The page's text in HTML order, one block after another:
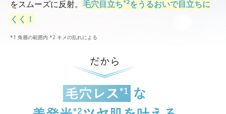
をスムーズに反射。 毛穴目立ち*2をうるおいで目立ちに
くく！
*1 角層の範囲内 *2 キメの乱れによる